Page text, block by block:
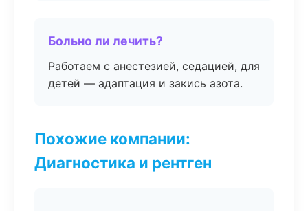
Больно ли лечить?
Работаем с анестезией, седацией, для
детей — адаптация и закись азота.
Похожие компании:
Диагностика и рентген